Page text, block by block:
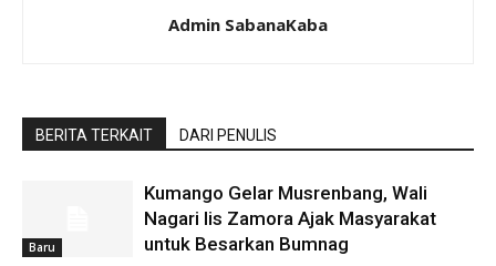
Admin SabanaKaba
BERITA TERKAIT DARI PENULIS
Baru
Kumango Gelar Musrenbang, Wali
Nagari Iis Zamora Ajak Masyarakat
untuk Besarkan Bumnag